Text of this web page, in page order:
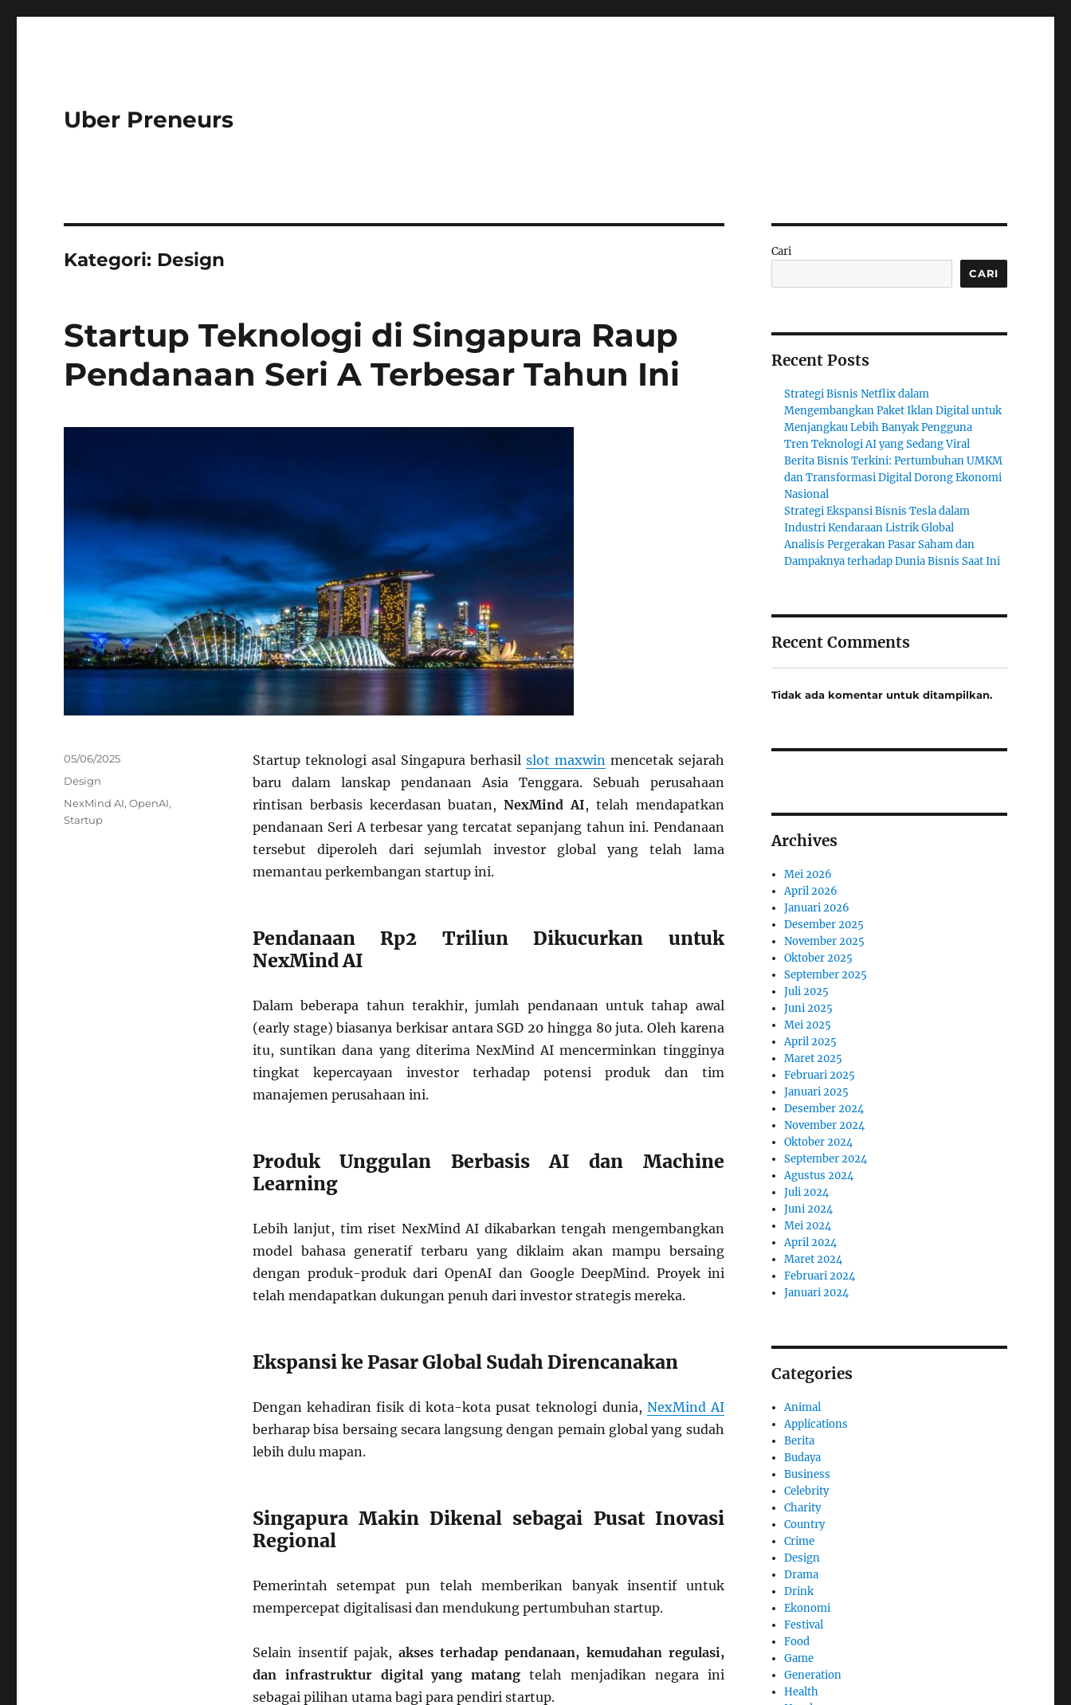
Uber Preneurs
Kategori: Design
Startup Teknologi di Singapura Raup
Pendanaan Seri A Terbesar Tahun Ini
Startup teknologi asal Singapura berhasil slot maxwin mencetak sejarah
baru dalam lanskap pendanaan Asia Tenggara. Sebuah perusahaan
rintisan berbasis kecerdasan buatan,NexMind AI, telah mendapatkan
pendanaan Seri A terbesar yang tercatat sepanjang tahun ini. Pendanaan
tersebut diperoleh dari sejumlah investor global yang telah lama
memantau perkembangan startup ini.
Pendanaan Rp2 Triliun Dikucurkan untuk
NexMind AI
Dalam beberapa tahun terakhir, jumlah pendanaan untuk tahap awal
(early stage) biasanya berkisar antara SGD 20 hingga 80 juta. Oleh karena
itu, suntikan dana yang diterima NexMind AI mencerminkan tingginya
tingkat kepercayaan investor terhadap potensi produk dan tim
manajemen perusahaan ini.
Produk Unggulan Berbasis AI dan Machine
Learning
Lebih lanjut, tim riset NexMind AI dikabarkan tengah mengembangkan
model bahasa generatif terbaru yang diklaim akan mampu bersaing
dengan produk-produk dari OpenAI dan Google DeepMind. Proyek ini
telah mendapatkan dukungan penuh dari investor strategis mereka.
Ekspansi ke Pasar Global Sudah Direncanakan
Dengan kehadiran fisik di kota-kota pusat teknologi dunia, NexMind AI
berharap bisa bersaing secara langsung dengan pemain global yang sudah
lebih dulu mapan.
Singapura Makin Dikenal sebagai Pusat Inovasi
Regional
Pemerintah setempat pun telah memberikan banyak insentif untuk
mempercepat digitalisasi dan mendukung pertumbuhan startup.
Selain insentif pajak,akses terhadap pendanaan, kemudahan regulasi,
dan infrastruktur digital yang matang telah menjadikan negara ini
sebagai pilihan utama bagi para pendiri startup.
Posted
05/06/2025
Categories
Design
Tags
NexMind AI,OpenAI,
Startup
Cari
CARI
Recent Posts
Strategi Bisnis Netflix dalam
Mengembangkan Paket Iklan Digital untuk
Menjangkau Lebih Banyak Pengguna
Tren Teknologi AI yang Sedang Viral
Berita Bisnis Terkini: Pertumbuhan UMKM
dan Transformasi Digital Dorong Ekonomi
Nasional
Strategi Ekspansi Bisnis Tesla dalam
Industri Kendaraan Listrik Global
Analisis Pergerakan Pasar Saham dan
Dampaknya terhadap Dunia Bisnis Saat Ini
Recent Comments
Tidak ada komentar untuk ditampilkan.
Archives
Mei 2026
April 2026
Januari 2026
Desember 2025
November 2025
Oktober 2025
September 2025
Juli 2025
Juni 2025
Mei 2025
April 2025
Maret 2025
Februari 2025
Januari 2025
Desember 2024
November 2024
Oktober 2024
September 2024
Agustus 2024
Juli 2024
Juni 2024
Mei 2024
April 2024
Maret 2024
Februari 2024
Januari 2024
Categories
Animal
Applications
Berita
Budaya
Business
Celebrity
Charity
Country
Crime
Design
Drama
Drink
Ekonomi
Festival
Food
Game
Generation
Health